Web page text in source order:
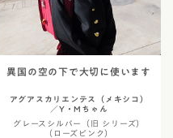
異国の空の下で大切に使います
アグアスカリエンテス（メキシコ）
／Y・Mちゃん
グレースシルバー（旧 シリーズ）
（ローズピンク）